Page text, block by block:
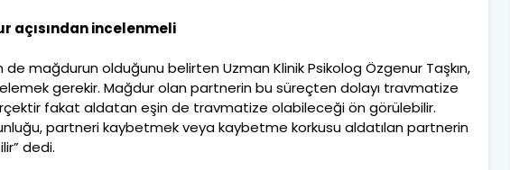
açısından incelenmeli
mağdurun olduğunu belirten Uzman Klinik Psikolog Özgenur Taşkın,
gerekir. Mağdur olan partnerin bu süreçten dolayı travmatize
fakat aldatan eşin de travmatize olabileceği ön görülebilir.
partneri kaybetmek veya kaybetme korkusu aldatılan partnerin
dedi.